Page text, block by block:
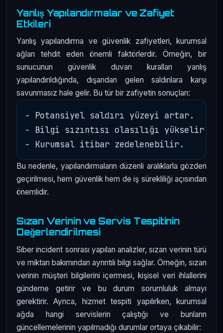
Yanlış Yapılandırmalar ve Zafiyet
Etkileri
Yanlış yapılandırma ve güvenlik zafiyetleri, kurumsal
ağları tehdit eden önemli faktörlerdir. Örneğin, bir
sunucunun güvenlik duvarı kuralları yanlış
yapılandırıldığında, dışarıdan gelen saldırılara karşı
savunmasız hale gelir. Bu tür bir zafiyetin sonuçları:
- Potansiyel saldırı yüzeyi artar.
- Bilgi sızıntısı olasılığı yükselir.
Bu nedenle, yapılandırmaların düzenli aralıklarla gözden
geçirilmesi, hem güvenlik hem de iş sürekliliği açısından
önemlidir.
Sızan Verinin ve Servis Tespitinin
Değerlendirilmesi
Siber incident sonrası yapılan analizler, sızan verinin türü
ve miktarı bakımından ayrıntılı bilgi sağlar. Örneğin, sızan
verinin müşteri bilgilerini içermesi, kişisel veri ihlallerini
gündeme getirir ve bu durum sorumluluk almayı
gerektirir. Ayrıca, hizmet tespiti yapılırken, kurumsal
ağda hangi servislerin çalıştığı ve bunların
güncellemelerinin yapılmadığı durumlar ortaya çıkabilir: